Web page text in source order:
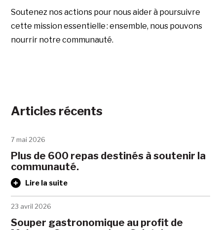
Soutenez nos actions pour nous aider à poursuivre
cette mission essentielle : ensemble, nous pouvons
nourrir notre communauté.
Articles récents
7 mai 2026
Plus de 600 repas destinés à soutenir la
communauté.
Lire la suite
23 avril 2026
Souper gastronomique au profit de